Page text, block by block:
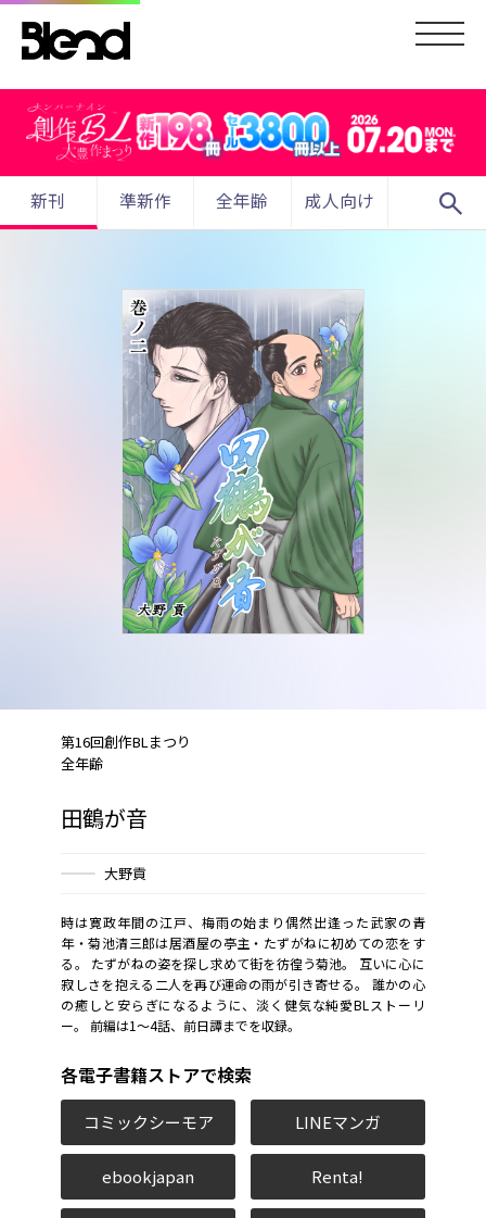
新刊 準新作 全年齢 成人向け search
第16回創作BLまつり
全年齢
田鶴が音
大野貢
時は寛政年間の江戸、梅雨の始まり偶然出逢った武家の青
年・菊池清三郎は居酒屋の亭主・たずがねに初めての恋をす
る。 たずがねの姿を探し求めて街を彷徨う菊池。 互いに心に
寂しさを抱える二人を再び運命の雨が引き寄せる。 誰かの心
の癒しと安らぎになるように、淡く健気な純愛BLストーリ
ー。 前編は1〜4話、前日譚までを収録。
各電子書籍ストアで検索
コミックシーモア LINEマンガ
ebookjapan Renta!